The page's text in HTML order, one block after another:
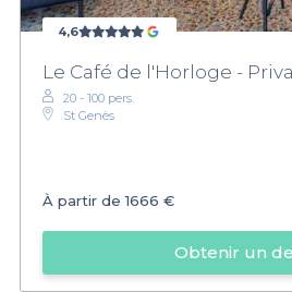
4,6
Le Café de l'Horloge -
20 - 100 pers.
St Genès
À partir de1666 €
Obtenir un